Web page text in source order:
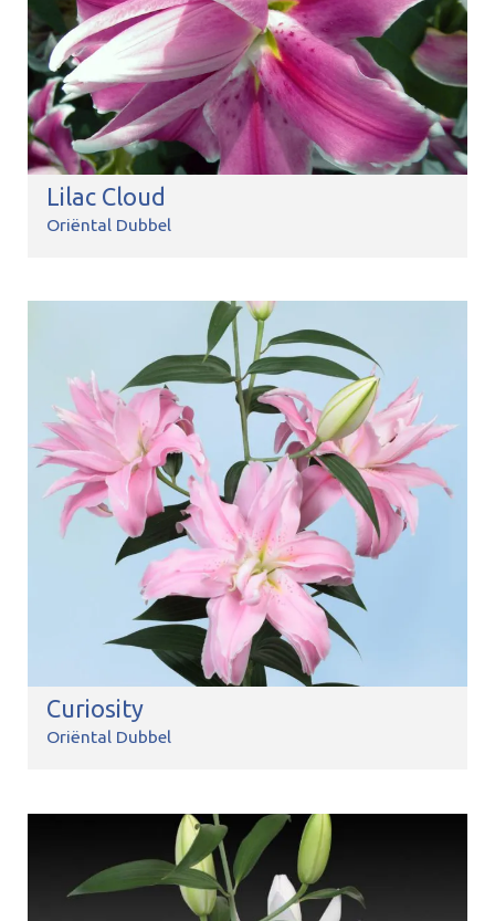
Lilac Cloud
Oriëntal Dubbel
Curiosity
Oriëntal Dubbel